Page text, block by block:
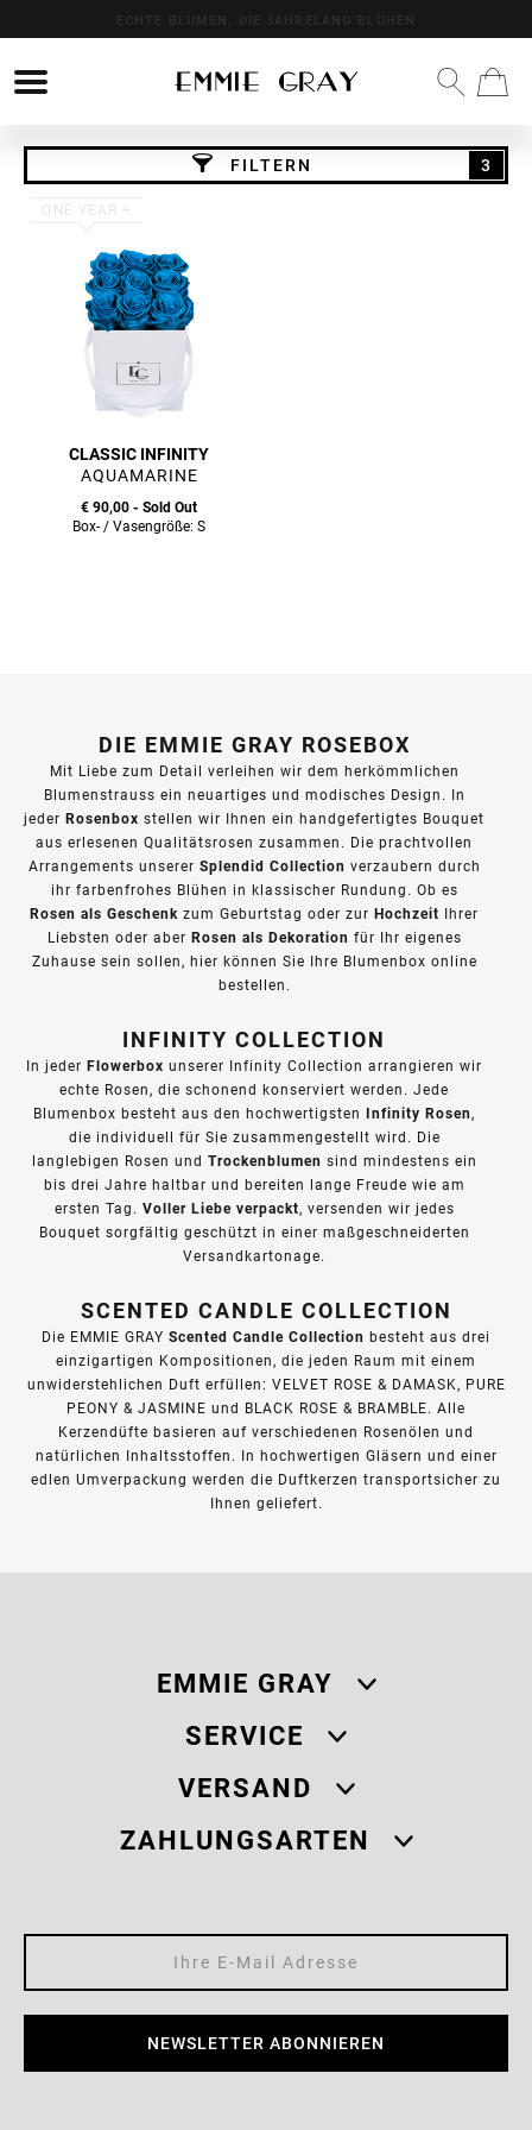
FILTERN 3
ONE YEAR +
CLASSIC INFINITY
AQUAMARINE
€ 90,00 - Sold Out
Box- / Vasengröße: S
DIE EMMIE GRAY ROSEBOX
Mit Liebe zum Detail verleihen wir dem herkömmlichen
Blumenstrauss ein neuartiges und modisches Design. In
jeder Rosenbox stellen wir Ihnen ein handgefertigtes Bouquet
aus erlesenen Qualitätsrosen zusammen. Die prachtvollen
Arrangements unserer Splendid Collection verzaubern durch
ihr farbenfrohes Blühen in klassischer Rundung. Ob es
Rosen als Geschenk zum Geburtstag oder zur Hochzeit Ihrer
Liebsten oder aber Rosen als Dekoration für Ihr eigenes
Zuhause sein sollen, hier können Sie Ihre Blumenbox online
bestellen.
INFINITY COLLECTION
In jeder Flowerbox unserer Infinity Collection arrangieren wir
echte Rosen, die schonend konserviert werden. Jede
Blumenbox besteht aus den hochwertigsten Infinity Rosen,
die individuell für Sie zusammengestellt wird. Die
langlebigen Rosen und Trockenblumen sind mindestens ein
bis drei Jahre haltbar und bereiten lange Freude wie am
ersten Tag. Voller Liebe verpackt, versenden wir jedes
Bouquet sorgfältig geschützt in einer maßgeschneiderten
Versandkartonage.
SCENTED CANDLE COLLECTION
Die EMMIE GRAY Scented Candle Collection besteht aus drei
einzigartigen Kompositionen, die jeden Raum mit einem
unwiderstehlichen Duft erfüllen: VELVET ROSE & DAMASK, PURE
PEONY & JASMINE und BLACK ROSE & BRAMBLE. Alle
Kerzendüfte basieren auf verschiedenen Rosenölen und
natürlichen Inhaltsstoffen. In hochwertigen Gläsern und einer
edlen Umverpackung werden die Duftkerzen transportsicher zu
Ihnen geliefert.
EMMIE GRAY
SERVICE
VERSAND
ZAHLUNGSARTEN
NEWSLETTER ABONNIEREN